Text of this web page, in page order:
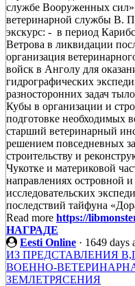
службе Вооруженных
ветеринарной службы В.
экскурс: - в период
Ветрова в ликвидации
организация
войск в Анголу для
гидрографических
разносторонних задач
Кубы в организации и
подготовке необходимых
старший ветеринарный
решением повседневных
строительству и
Чукотке и материковой
направлениях островной
исследовательских
последствий тайфуна
Read more https://
НАГРАДЕ
Eesti Online · 1649 days
ИЗ ПРЕДСТАВЛЕНИЯ
ВОЕННО-
ЗЕМЛЕТРЯСЕНИЯ